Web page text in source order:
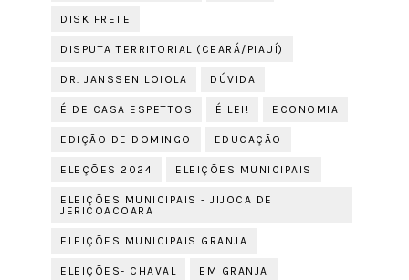
DISK FRETE
DISPUTA TERRITORIAL (CEARÁ/PIAUÍ)
DR. JANSSEN LOIOLA DÚVIDA
É DE CASA ESPETTOS É LEI! ECONOMIA
EDIÇÃO DE DOMINGO EDUCAÇÃO
ELEÇÕES 2024 ELEIÇÕES MUNICIPAIS
ELEIÇÕES MUNICIPAIS - JIJOCA DE
JERICOACOARA
ELEIÇÕES MUNICIPAIS GRANJA
ELEIÇÕES- CHAVAL EM GRANJA